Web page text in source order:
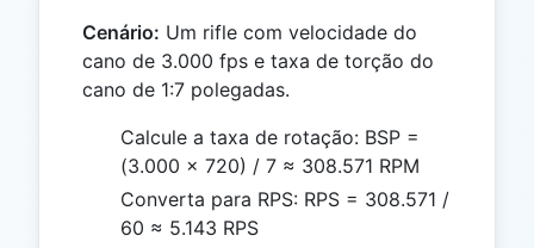
Cenário: Um rifle com velocidade do
cano de 3.000 fps e taxa de torção do
cano de 1:7 polegadas.
Calcule a taxa de rotação: BSP =
(3.000 × 720) / 7 ≈ 308.571 RPM
Converta para RPS: RPS = 308.571 /
60 ≈ 5.143 RPS